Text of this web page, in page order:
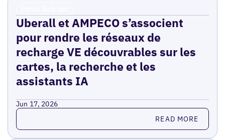
Uberall et AMPECO s’associent
pour rendre les réseaux de
recharge VE découvrables sur les
cartes, la recherche et les
assistants IA
Jun 17, 2026
Read more READ MORE